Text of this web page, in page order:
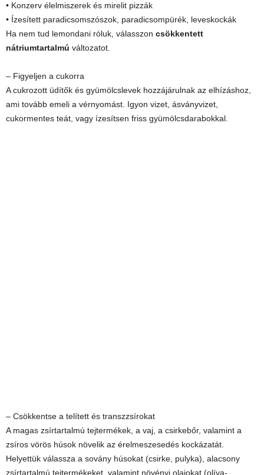
• Konzerv élelmiszerek és mirelit pizzák
• Ízesített paradicsomszószok, paradicsompürék, leveskockák
Ha nem tud lemondani róluk, válasszon csökkentett
nátriumtartalmú változatot.
– Figyeljen a cukorra
A cukrozott üdítők és gyümölcslevek hozzájárulnak az elhízáshoz,
ami tovább emeli a vérnyomást. Igyon vizet, ásványvizet,
cukormentes teát, vagy ízesítsen friss gyümölcsdarabokkal.
– Csökkentse a telített és transzzsírokat
A magas zsírtartalmú tejtermékek, a vaj, a csirkebőr, valamint a
zsíros vörös húsok növelik az érelmeszesedés kockázatát.
Helyettük válassza a sovány húsokat (csirke, pulyka), alacsony
zsírtartalmú tejtermékeket, valamint növényi olajokat (olíva-,